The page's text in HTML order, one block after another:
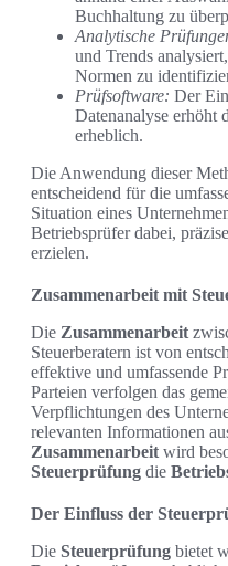
Buchhaltung zu
Analytische
und Trends
Normen zu
Prüfsoftware: Der
Datenanalyse erhöht
erheblich.
Die Anwendung dieser
entscheidend für die
Situation eines
Betriebsprüfer dabei,
erzielen.
Zusammenarbeit mit
Die Zusammenarbeit
Steuerberatern ist von
effektive und umfassende
Parteien verfolgen das
Verpflichtungen des
relevanten Informationen
Zusammenarbeit wird
Steuerprüfung die
Der Einfluss der
Die Steuerprüfung bietet